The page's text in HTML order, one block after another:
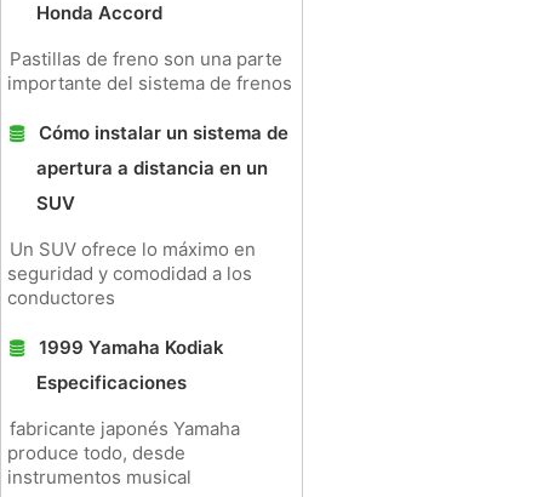
Honda Accord
Pastillas de freno son una parte
importante del sistema de frenos
Cómo instalar un sistema de
apertura a distancia en un
SUV
Un SUV ofrece lo máximo en
seguridad y comodidad a los
conductores
1999 Yamaha Kodiak
Especificaciones
fabricante japonés Yamaha
produce todo, desde
instrumentos musical